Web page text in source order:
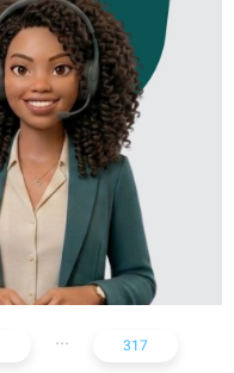
DO
7
... 317